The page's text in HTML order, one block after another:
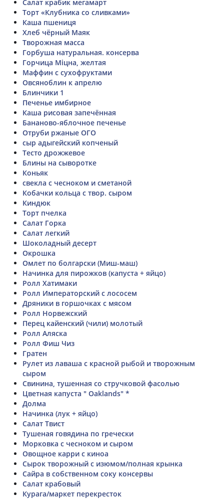
Салат крабик мегамарт
Торт «Клубника со сливками»
Каша пшениця
Хлеб чёрный Маяк
Творожная масса
Горбуша натуральная. консерва
Горчица Міцна, желтая
Маффин с сухофруктами
Овсяноблин к апрелю
Блинчики 1
Печенье имбирное
Каша рисовая запечённая
Бананово-яблочное печенье
Отруби ржаные ОГО
сыр адыгейский копченый
Тесто дрожжевое
Блины на сыворотке
Коньяк
свекла с чесноком и сметаной
Кобачки кольца с твор. сыром
Киндюк
Торт пчелка
Салат Горка
Салат легкий
Шоколадный десерт
Окрошка
Омлет по болгарски (Миш-маш)
Начинка для пирожков (капуста + яйцо)
Ролл Хатимаки
Ролл Императорский с лососем
Дряники в горшочках с мясом
Ролл Норвежский
Перец кайенский (чили) молотый
Ролл Аляска
Ролл Фиш Чиз
Гратен
Рулет из лаваша с красной рыбой и творожным
сыром
Свинина, тушенная со стручковой фасолью
Цветная капуста " Oaklands" *
Долма
Начинка (лук + яйцо)
Салат Твист
Тушеная говядина по гречески
Морковка с чесноком и сыром
Овощное карри с киноа
Сырок творожный с изюмом/полная крынка
Сайра в собственном соку консервы
Салат крабовый
Курага/маркет перекресток